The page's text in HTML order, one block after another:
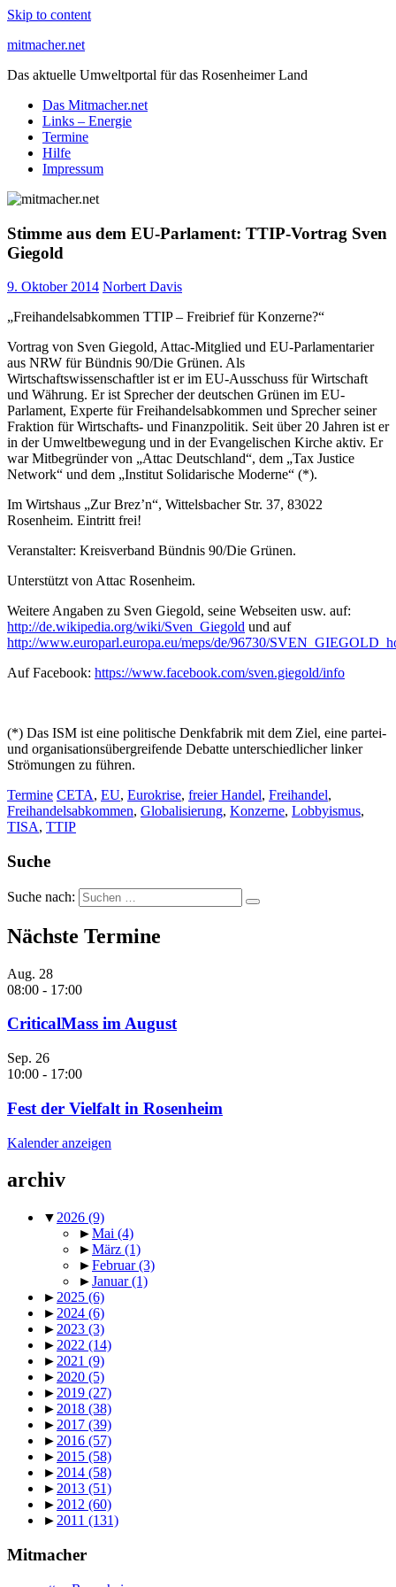
Skip to content
mitmacher.net
Das aktuelle Umweltportal für das Rosenheimer Land
Das Mitmacher.net
Links – Energie
Termine
Hilfe
Impressum
Stimme aus dem EU-Parlament: TTIP-Vortrag Sven
Giegold
9. Oktober 2014 Norbert Davis
„Freihandelsabkommen TTIP – Freibrief für Konzerne?“
Vortrag von Sven Giegold, Attac-Mitglied und EU-Parlamentarier
aus NRW für Bündnis 90/Die Grünen. Als
Wirtschaftswissenschaftler ist er im EU-Ausschuss für Wirtschaft
und Währung. Er ist Sprecher der deutschen Grünen im EU-
Parlament, Experte für Freihandelsabkommen und Sprecher seiner
Fraktion für Wirtschafts- und Finanzpolitik. Seit über 20 Jahren ist er
in der Umweltbewegung und in der Evangelischen Kirche aktiv. Er
war Mitbegründer von „Attac Deutschland“, dem „Tax Justice
Network“ und dem „Institut Solidarische Moderne“ (*).
Im Wirtshaus „Zur Brez’n“, Wittelsbacher Str. 37, 83022
Rosenheim. Eintritt frei!
Veranstalter: Kreisverband Bündnis 90/Die Grünen.
Unterstützt von Attac Rosenheim.
Weitere Angaben zu Sven Giegold, seine Webseiten usw. auf:
http://de.wikipedia.org/wiki/Sven_Giegold und auf
http://www.europarl.europa.eu/meps/de/96730/
Auf Facebook: https://www.facebook.com/sven.giegold/info
(*) Das ISM ist eine politische Denkfabrik mit dem Ziel, eine partei-
und organisationsübergreifende Debatte unterschiedlicher linker
Strömungen zu führen.
Termine CETA, EU, Eurokrise, freier Handel, Freihandel,
Freihandelsabkommen, Globalisierung, Konzerne, Lobbyismus,
TISA, TTIP
Suche
Suche nach:
Nächste Termine
Aug. 28
08:00 - 17:00
CriticalMass im August
Sep. 26
10:00 - 17:00
Fest der Vielfalt in Rosenheim
Kalender anzeigen
archiv
▼ 2026 (9)
►Mai (4)
►März (1)
►Februar(3)
►Januar(1)
► 2025 (6)
► 2024 (6)
► 2023 (3)
► 2022 (14)
► 2021 (9)
► 2020 (5)
► 2019 (27)
► 2018 (38)
► 2017 (39)
► 2016 (57)
► 2015 (58)
► 2014 (58)
► 2013 (51)
► 2012 (60)
► 2011 (131)
Mitmacher